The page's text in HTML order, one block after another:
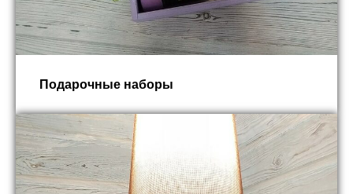
Подарочные наборы